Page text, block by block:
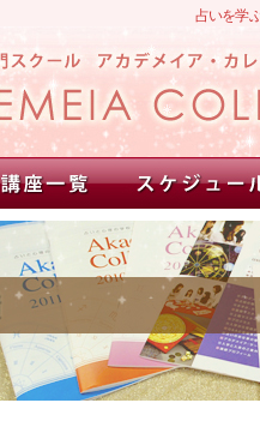
占いを学